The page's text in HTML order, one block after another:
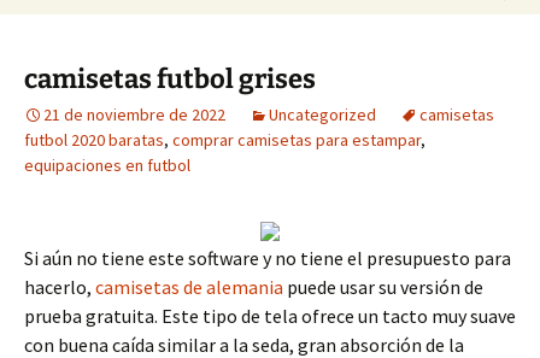
camisetas futbol grises
21 de noviembre de 2022 Uncategorized
camisetas
futbol 2020 baratas, comprar camisetas para estampar,
equipaciones en futbol
Si aún no tiene este software y no tiene el presupuesto para
hacerlo, camisetas de alemania puede usar su versión de
prueba gratuita. Este tipo de tela ofrece un tacto muy suave
con buena caída similar a la seda, gran absorción de la